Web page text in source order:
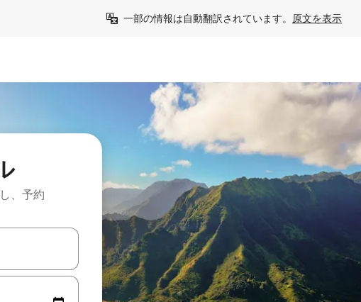
一部の情報は自動翻訳されています。 原文を表示
、予⁠約
キーを使って移動するか、画面をタッチまたはスワイプして検索結果を確認す